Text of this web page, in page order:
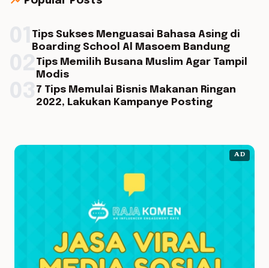
Tips Sukses Menguasai Bahasa Asing di
Boarding School Al Masoem Bandung
Tips Memilih Busana Muslim Agar Tampil
Modis
7 Tips Memulai Bisnis Makanan Ringan
2022, Lakukan Kampanye Posting
AD